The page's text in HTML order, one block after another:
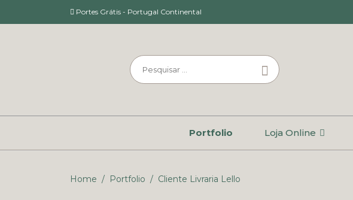
Portes Grátis - Portugal Continental
Portfolio Loja Online
Home / Portfolio / Cliente Livraria Lello